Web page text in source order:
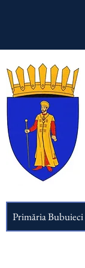
Primăria Bubuieci